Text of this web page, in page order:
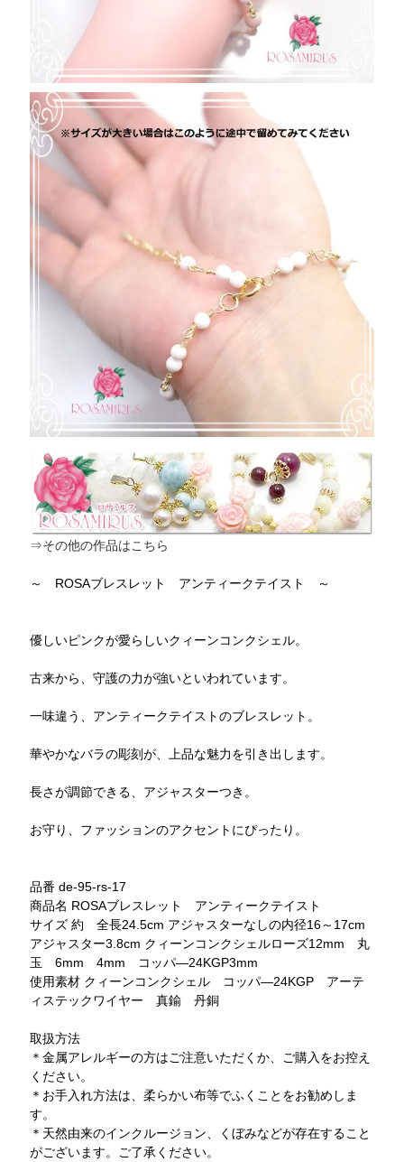
⇒その他の作品はこちら
～ ROSAブレスレット アンティークテイスト ～
優しいピンクが愛らしいクィーンコンクシェル。
古来から、守護の力が強いといわれています。
一味違う、アンティークテイストのブレスレット。
華やかなバラの彫刻が、上品な魅力を引き出します。
長さが調節できる、アジャスターつき。
お守り、ファッションのアクセントにぴったり。
品番 de-95-rs-17
商品名 ROSAブレスレット アンティークテイスト
サイズ 約 全長24.5cm アジャスターなしの内径16～17cm
アジャスター3.8cm クィーンコンクシェルローズ12mm 丸
玉 6mm 4mm コッパ―24KGP3mm
使用素材 クィーンコンクシェル コッパ―24KGP アーテ
ィステックワイヤー 真鍮 丹銅
取扱方法
＊金属アレルギーの方はご注意いただくか、ご購入をお控え
ください。
＊お手入れ方法は、柔らかい布等でふくことをお勧めしま
す。
＊天然由来のインクルージョン、くぼみなどが存在すること
がございます。ご了承ください。